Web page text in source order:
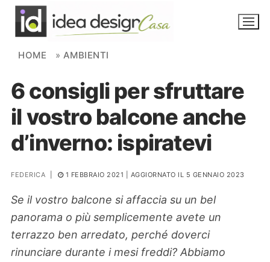
Skip to content
NOVITÀ
AMBIENTI
FAI DA TE
PIANTE
Ortaggio
Search for:
HOME » AMBIENTI
6 consigli per sfruttare
il vostro balcone anche
d’inverno: ispiratevi
FEDERICA 1 FEBBRAIO 2021 | AGGIORNATO IL 5 GENNAIO 2023
Se il vostro balcone si affaccia su un bel
panorama o più semplicemente avete un
terrazzo ben arredato, perché doverci
rinunciare durante i mesi freddi? Abbiamo